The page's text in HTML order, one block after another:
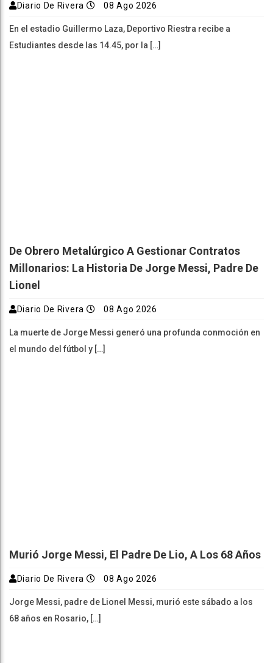
Diario De Rivera 08 Ago 2026
En el estadio Guillermo Laza, Deportivo Riestra recibe a
Estudiantes desde las 14.45, por la […]
De Obrero Metalúrgico A Gestionar Contratos
Millonarios: La Historia De Jorge Messi, Padre De
Lionel
Diario De Rivera 08 Ago 2026
La muerte de Jorge Messi generó una profunda conmoción en
el mundo del fútbol y […]
Murió Jorge Messi, El Padre De Lio, A Los 68 Años
Diario De Rivera 08 Ago 2026
Jorge Messi, padre de Lionel Messi, murió este sábado a los
68 años en Rosario, […]